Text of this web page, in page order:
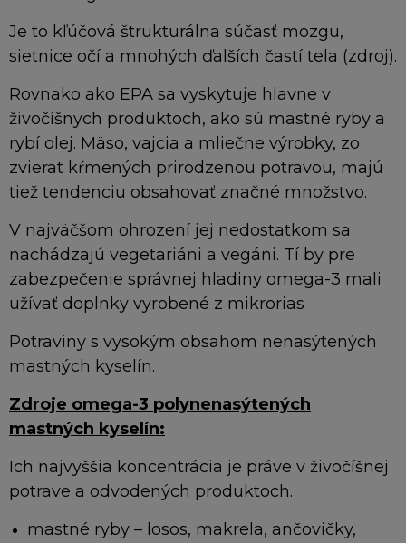
Je to kľúčová štrukturálna súčasť mozgu,
sietnice očí a mnohých ďalších častí tela (zdroj).
Rovnako ako EPA sa vyskytuje hlavne v
živočíšnych produktoch, ako sú mastné ryby a
rybí olej. Mäso, vajcia a mliečne výrobky, zo
zvierat kŕmených prirodzenou potravou, majú
tiež tendenciu obsahovať značné množstvo.
V najväčšom ohrození jej nedostatkom sa
nachádzajú vegetariáni a vegáni. Tí by pre
zabezpečenie správnej hladiny omega-3 mali
užívať doplnky vyrobené z mikrorias
Potraviny s vysokým obsahom nenasýtených
mastných kyselín.
Zdroje omega-3 polynenasýtených
mastných kyselín:
Ich najvyššia koncentrácia je práve v živočíšnej
potrave a odvodených produktoch.
mastné ryby – losos, makrela, ančovičky,